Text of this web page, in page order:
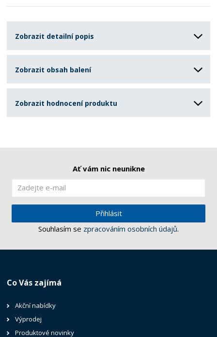
Zobrazit detailní popis
Zobrazit obsah balení
Zobrazit hodnocení produktu
Ať vám nic neunikne
Přihlásit
Souhlasím se zpracováním osobních údajů.
Co Vás zajímá
Akční nabídky
Výprodej
Produktové novinky